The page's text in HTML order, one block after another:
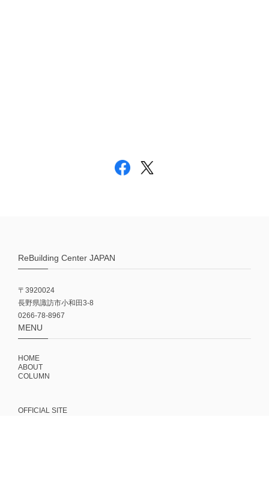
ReBuilding Center JAPAN
〒3920024
長野県諏訪市小和田3-8
0266-78-8967
MENU
HOME
ABOUT
COLUMN
OFFICIAL SITE